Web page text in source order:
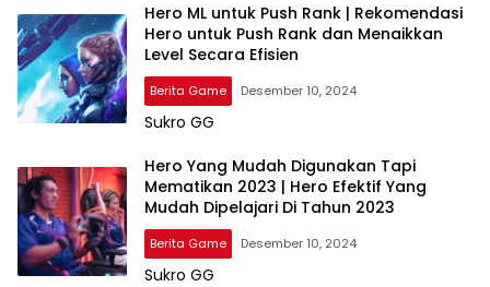
Hero ML untuk Push Rank | Rekomendasi
Hero untuk Push Rank dan Menaikkan
Level Secara Efisien
Berita Game Desember 10, 2024
Sukro GG
Hero Yang Mudah Digunakan Tapi
Mematikan 2023 | Hero Efektif Yang
Mudah Dipelajari Di Tahun 2023
Berita Game Desember 10, 2024
Sukro GG